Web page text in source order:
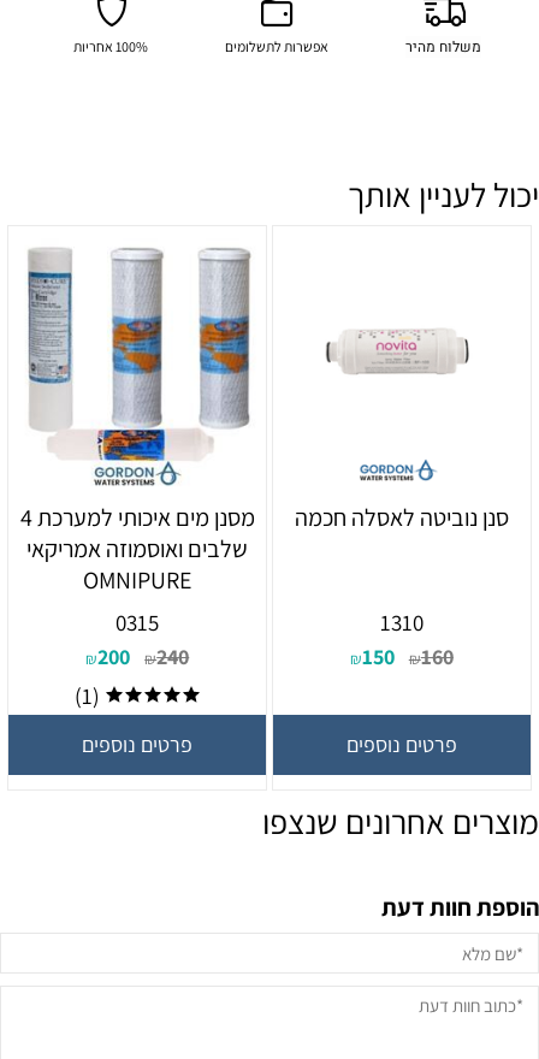
משלוח מהיר אפשרות לתשלומים 100% אחריות
יכול לעניין אותך
סנן נוביטה לאסלה חכמה
1310
₪160
₪150
פרטים נוספים
מסנן מים איכותי למערכת 4
שלבים ואוסמוזה אמריקאי
OMNIPURE
0315
₪240
₪200
(1)
פרטים נוספים
מוצרים אחרונים שנצפו
הוספת חוות דעת